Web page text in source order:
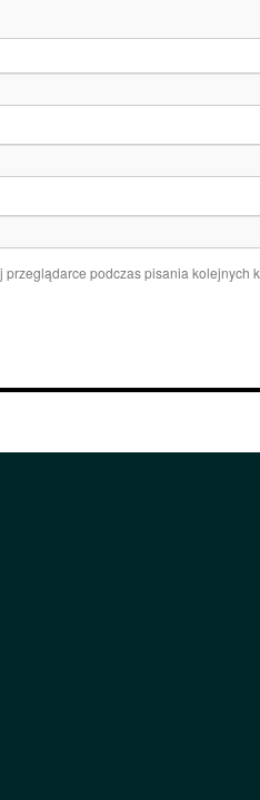
przeglądarce podczas pisania kolejnych